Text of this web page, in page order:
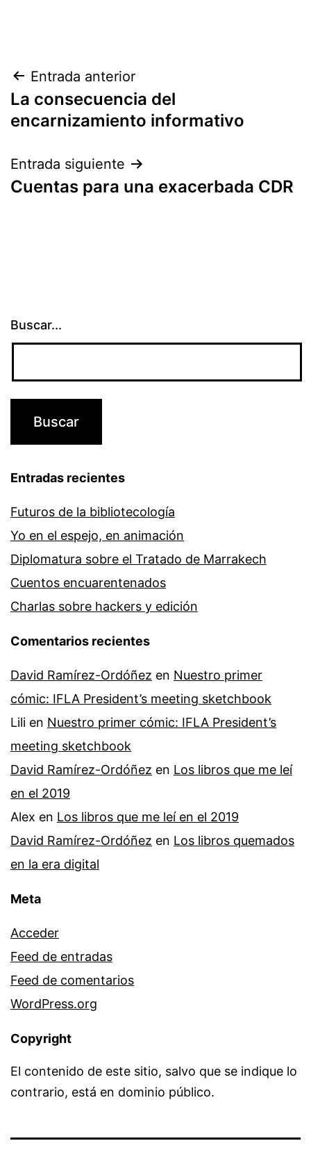
Navegación
de
Entrada anterior
La consecuencia del
encarnizamiento informativo
Entrada siguiente
Cuentas para una exacerbada CDR
Buscar...
Entradas recientes
Futuros de la bibliotecología
Yo en el espejo, en animación
Diplomatura sobre el Tratado de Marrakech
Cuentos encuarentenados
Charlas sobre hackers y edición
Comentarios recientes
David Ramírez-Ordóñez en Nuestro primer
cómic: IFLA President’s meeting sketchbook
Lili en Nuestro primer cómic: IFLA President’s
meeting sketchbook
David Ramírez-Ordóñez en Los libros que me leí
en el 2019
Alex en Los libros que me leí en el 2019
David Ramírez-Ordóñez en Los libros quemados
en la era digital
Meta
Acceder
Feed de entradas
Feed de comentarios
WordPress.org
Copyright
El contenido de este sitio, salvo que se indique lo
contrario, está en dominio público.